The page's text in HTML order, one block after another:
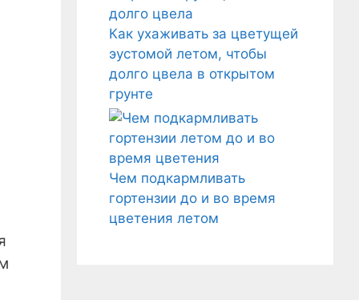
Как ухаживать за цветущей
эустомой летом, чтобы
долго цвела в открытом
грунте
Чем подкармливать
гортензии до и во время
цветения летом